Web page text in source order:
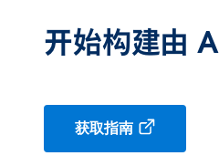
开始构建由
获取指南